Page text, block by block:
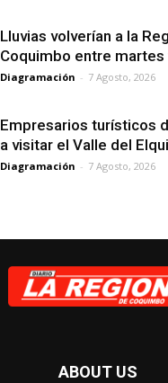
Lluvias volverían a la
Coquimbo entre
Diagramación - 7 Agosto, 2026
Empresarios turísticos
a visitar el Valle del
Diagramación - 7 Agosto, 2026
ABOUT US